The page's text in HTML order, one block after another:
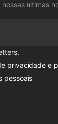
últimas
privacidade e
pessoais